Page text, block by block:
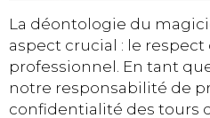
La déontologie du
aspect crucial : le respect
professionnel. En tant
notre responsabilité de
confidentialité des tours